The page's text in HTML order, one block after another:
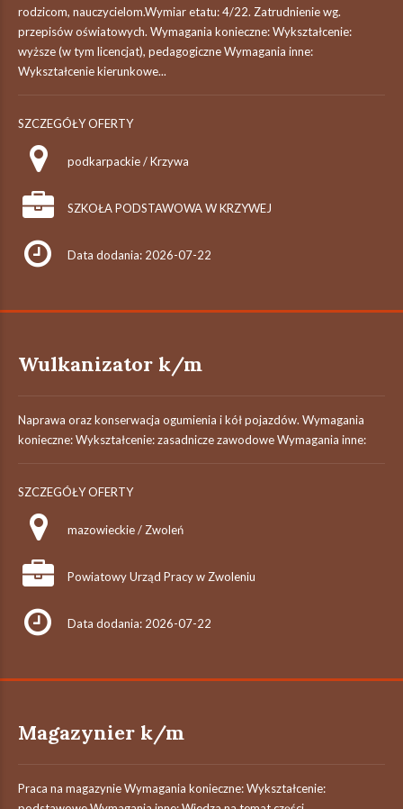
rodzicom, nauczycielom.Wymiar etatu: 4/22. Zatrudnienie wg.
przepisów oświatowych. Wymagania konieczne: Wykształcenie:
wyższe (w tym licencjat), pedagogiczne Wymagania inne:
Wykształcenie kierunkowe...
SZCZEGÓŁY OFERTY
podkarpackie / Krzywa
SZKOŁA PODSTAWOWA W KRZYWEJ
Data dodania: 2026-07-22
Wulkanizator k/m
Naprawa oraz konserwacja ogumienia i kół pojazdów. Wymagania
konieczne: Wykształcenie: zasadnicze zawodowe Wymagania inne:
SZCZEGÓŁY OFERTY
mazowieckie / Zwoleń
Powiatowy Urząd Pracy w Zwoleniu
Data dodania: 2026-07-22
Magazynier k/m
Praca na magazynie Wymagania konieczne: Wykształcenie: